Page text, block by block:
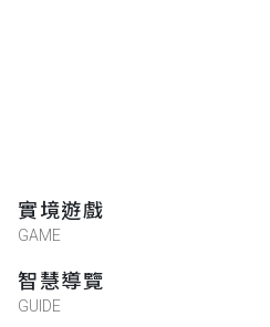
實境遊戲
GAME
智慧導覽
GUIDE